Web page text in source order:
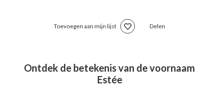
Toevoegen aan mijn lijst Delen
Ontdek de betekenis van de voornaam
Estée